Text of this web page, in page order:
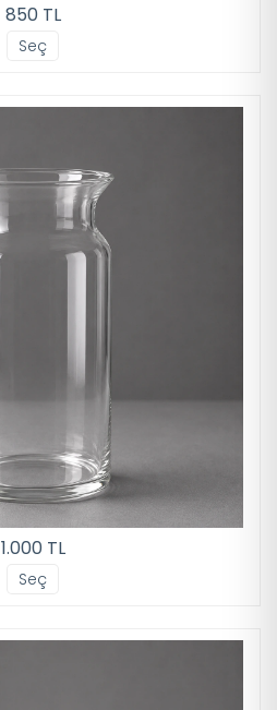
850 TL
Seç
1.000 TL
Seç